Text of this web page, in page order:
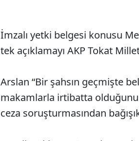
İmzalı yetki belgesi konusu
tek açıklamayı AKP Tokat
Arslan “Bir şahsın geçmişte
makamlarla irtibatta
ceza soruşturmasından